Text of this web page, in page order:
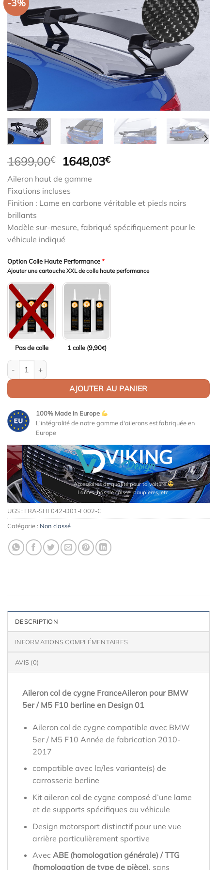
-3%
1699,00€
Le
initial
était :
1699,00€.
1648,03€Le
1648,03€.
Aileron haut de gamme
Fixations incluses
Finition : Lame en carbone véritable et pieds noirs
brillants
Modèle sur-mesure, fabriqué spécifiquement pour le
véhicule indiqué
Option Colle Haute Performance*
Ajouter une cartouche XXL de colle haute performance
Pas de colle 1 colle (9,90€)
quantité de Aileron Col de cygne V1 pour BMW Série 5 F10 /
AJOUTER AU PANIER
100% Made in Europe
L'intégralité de notre gamme d'ailerons est fabriquée en
Europe
Accessoires de qualité pour ta voiture
Lames, bas de caisse, paupières, etc.
UGS : FRA-SHF042-D01-F002-C
Catégorie : Non classé
DESCRIPTION
INFORMATIONS COMPLÉMENTAIRES
AVIS (0)
Aileron col de cygne FranceAileron pour BMW
5er / M5 F10 berline en Design 01
Aileron col de cygne compatible avec BMW
5er / M5 F10 Année de fabrication 2010-
2017
compatible avec la/les variante(s) de
carrosserie berline
Kit aileron col de cygne composé d’une lame
et de supports spécifiques au véhicule
Design motorsport distinctif pour une vue
arrière particulièrement sportive
Avec ABE (homologation générale) / TTG
(homologation de type de pièce), sans